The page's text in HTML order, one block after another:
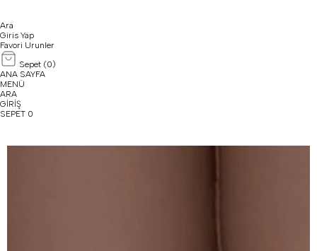
Ara
Giris Yap
Favori Urunler
Sepet (0)
ANA SAYFA
MENÜ
ARA
GİRİŞ
SEPET 0